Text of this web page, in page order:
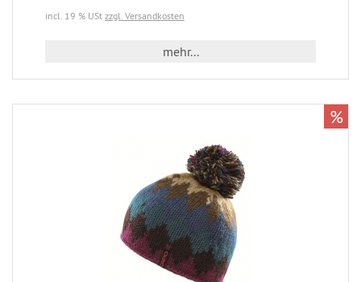
incl. 19 % USt zzgl. Versandkosten
mehr...
%